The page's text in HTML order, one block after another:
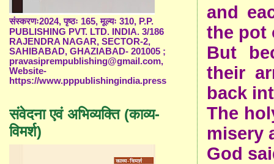
and
the pot
But
their
back
The
misery
God
संस्करणः2024, पृष्ठः 165, मूल्यः 310, P.P.
PUBLISHING PVT. LTD. INDIA. 3/186
RAJENDRA NAGAR, SECTOR-2,
SAHIBABAD, GHAZIABAD- 201005 ;
pravasiprempublishing@gmail.com,
Website-
https://www.pppublishingindia.press
संवेदना एवं अभिव्यक्ति (काव्य-
विमर्श)